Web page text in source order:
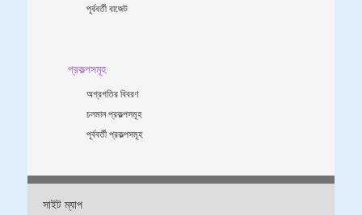
পূর্ববর্তী বাজেট
প্রকল্পসমূহ
অগ্রগতির বিবরণ
চলমান প্রকল্পসমূহ
পূর্ববর্তী প্রকল্পসমূহ
সাইট ম্যাপ